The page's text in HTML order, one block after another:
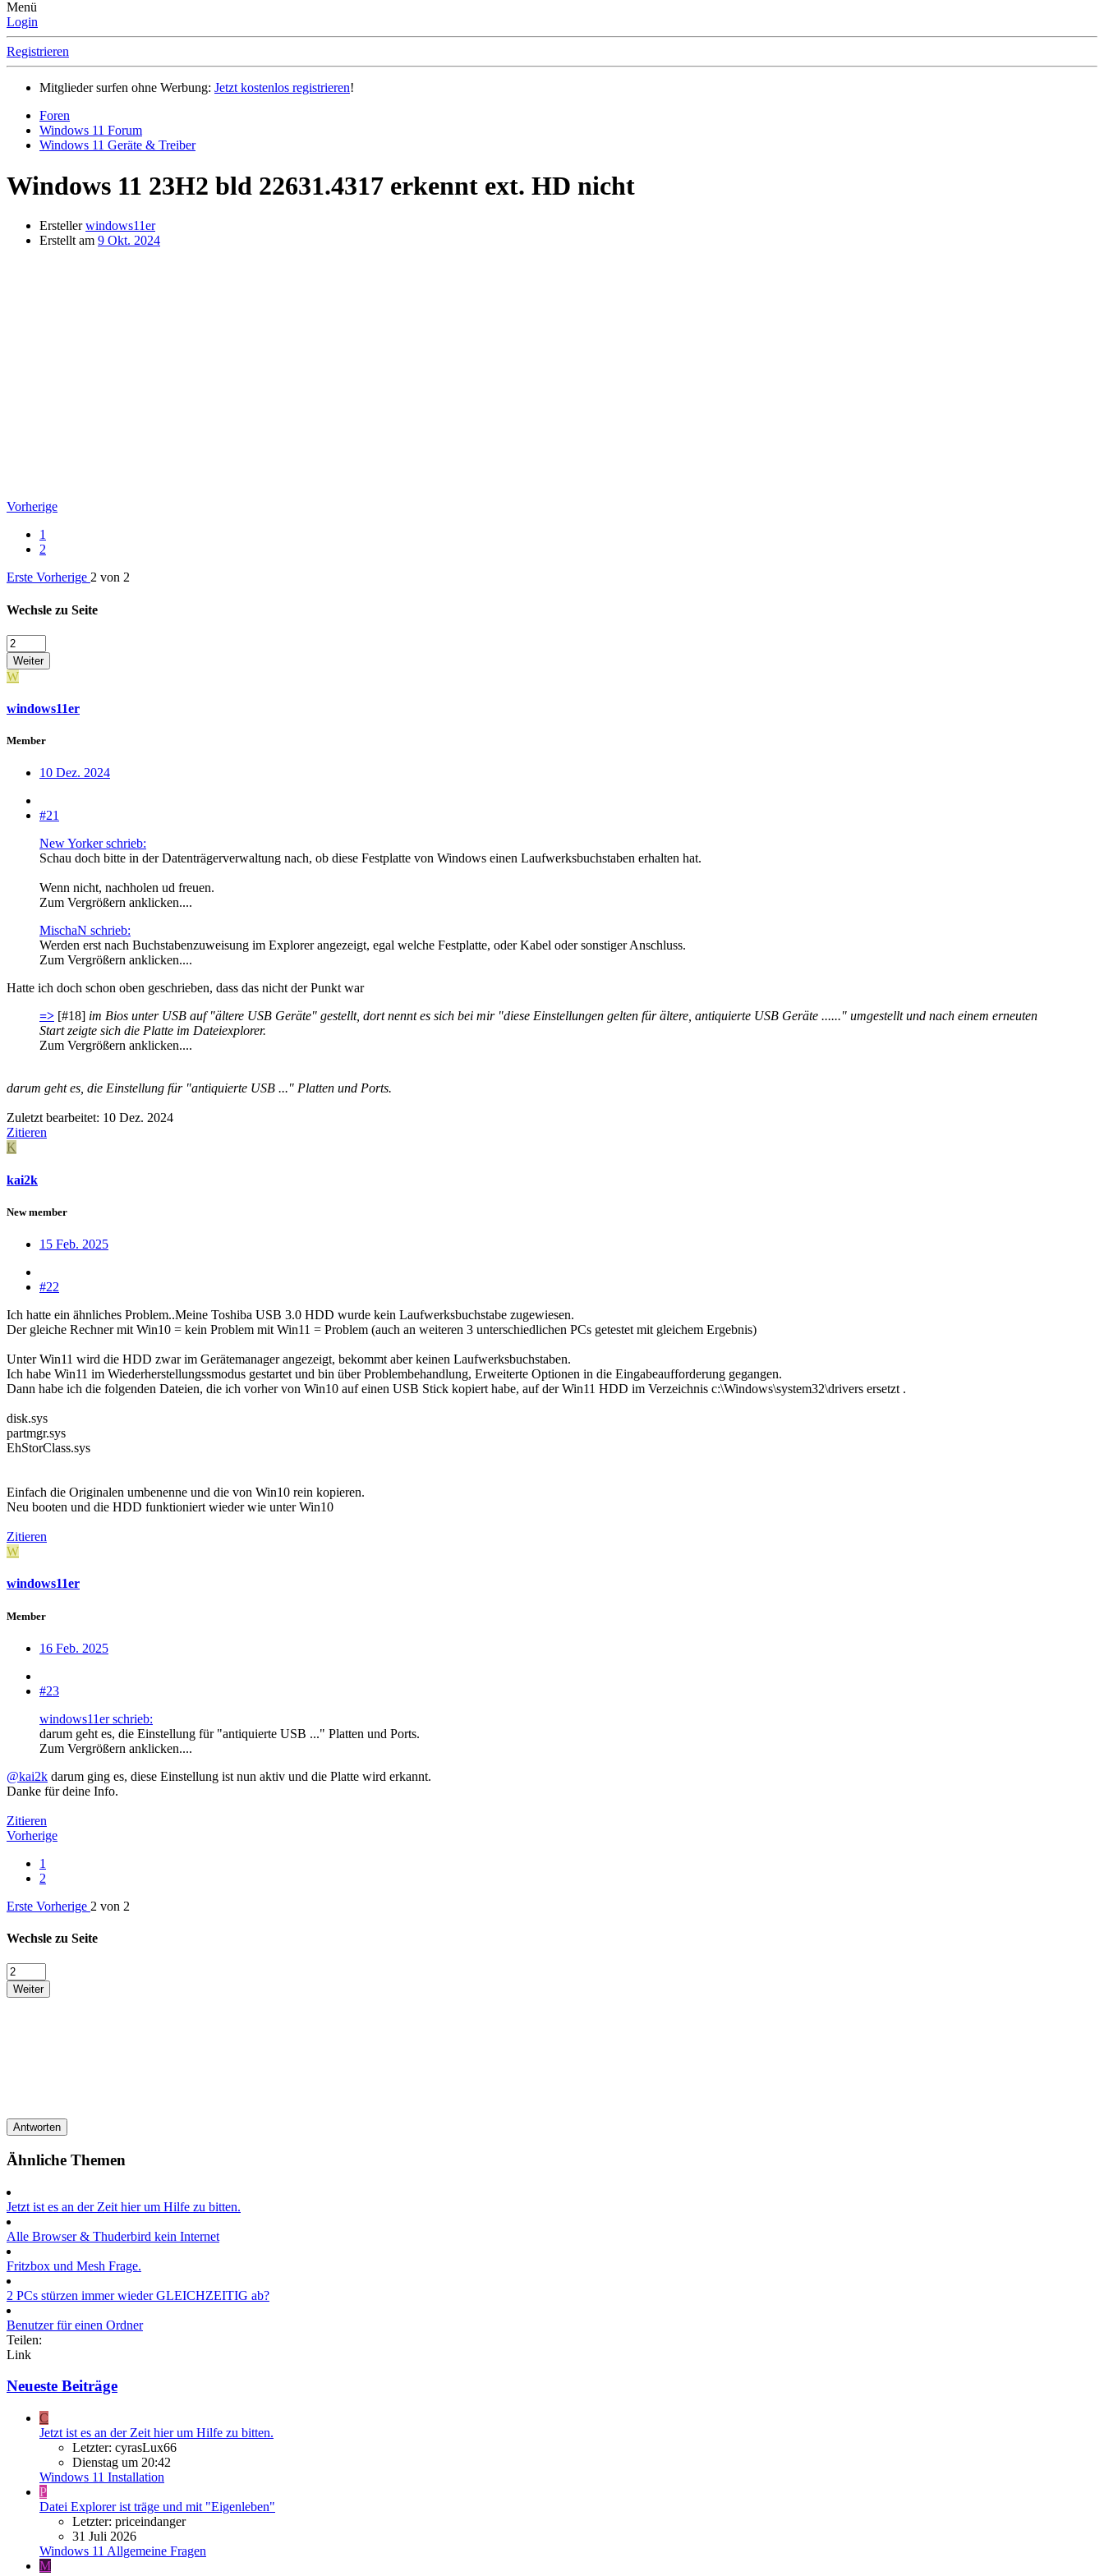
Menü
Login
Registrieren
Mitglieder surfen ohne Werbung: Jetzt kostenlos registrieren!
Foren
Windows 11 Forum
Windows 11 Geräte & Treiber
Windows 11 23H2 bld 22631.4317 erkennt ext. HD nicht
Ersteller windows11er
Erstellt am 9 Okt. 2024
Vorherige
1
2
Erste Vorherige 2 von 2
Wechsle zu Seite
Weiter
W
windows11er
Member
10 Dez. 2024
#21
New Yorker schrieb:
Schau doch bitte in der Datenträgerverwaltung nach, ob diese Festplatte von Windows einen Laufwerksbuchstaben erhalten hat.
Wenn nicht, nachholen ud freuen.
Zum Vergrößern anklicken....
MischaN schrieb:
Werden erst nach Buchstabenzuweisung im Explorer angezeigt, egal welche Festplatte, oder Kabel oder sonstiger Anschluss.
Zum Vergrößern anklicken....
Hatte ich doch schon oben geschrieben, dass das nicht der Punkt war
=> [#18] im Bios unter USB auf "ältere USB Geräte" gestellt, dort nennt es sich bei mir "diese Einstellungen gelten für ältere, antiquierte USB Geräte ......" umgestellt und nach einem erneuten
Start zeigte sich die Platte im Dateiexplorer.
Zum Vergrößern anklicken....
darum geht es, die Einstellung für "antiquierte USB ..." Platten und Ports.
Zuletzt bearbeitet: 10 Dez. 2024
Zitieren
K
kai2k
New member
15 Feb. 2025
#22
Ich hatte ein ähnliches Problem..Meine Toshiba USB 3.0 HDD wurde kein Laufwerksbuchstabe zugewiesen.
Der gleiche Rechner mit Win10 = kein Problem mit Win11 = Problem (auch an weiteren 3 unterschiedlichen PCs getestet mit gleichem Ergebnis)
Unter Win11 wird die HDD zwar im Gerätemanager angezeigt, bekommt aber keinen Laufwerksbuchstaben.
Ich habe Win11 im Wiederherstellungssmodus gestartet und bin über Problembehandlung, Erweiterte Optionen in die Eingabeaufforderung gegangen.
Dann habe ich die folgenden Dateien, die ich vorher von Win10 auf einen USB Stick kopiert habe, auf der Win11 HDD im Verzeichnis c:\Windows\system32\drivers ersetzt .
disk.sys
partmgr.sys
EhStorClass.sys
Einfach die Originalen umbenenne und die von Win10 rein kopieren.
Neu booten und die HDD funktioniert wieder wie unter Win10
Zitieren
W
windows11er
Member
16 Feb. 2025
#23
windows11er schrieb:
darum geht es, die Einstellung für "antiquierte USB ..." Platten und Ports.
Zum Vergrößern anklicken....
@kai2k darum ging es, diese Einstellung ist nun aktiv und die Platte wird erkannt.
Danke für deine Info.
Zitieren
Vorherige
1
2
Erste Vorherige 2 von 2
Wechsle zu Seite
Weiter
Antworten
Ähnliche Themen
Jetzt ist es an der Zeit hier um Hilfe zu bitten.
Alle Browser & Thuderbird kein Internet
Fritzbox und Mesh Frage.
2 PCs stürzen immer wieder GLEICHZEITIG ab?
Benutzer für einen Ordner
Teilen:
Link
Neueste Beiträge
C
Jetzt ist es an der Zeit hier um Hilfe zu bitten.
Letzter: cyrasLux66
Dienstag um 20:42
Windows 11 Installation
P
Datei Explorer ist träge und mit "Eigenleben"
Letzter: priceindanger
31 Juli 2026
Windows 11 Allgemeine Fragen
M